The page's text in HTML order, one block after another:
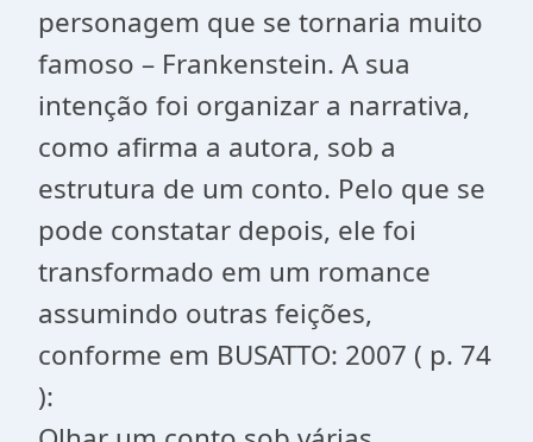
personagem que se tornaria muito
famoso – Frankenstein. A sua
intenção foi organizar a narrativa,
como afirma a autora, sob a
estrutura de um conto. Pelo que se
pode constatar depois, ele foi
transformado em um romance
assumindo outras feições,
conforme em BUSATTO: 2007 ( p. 74
):